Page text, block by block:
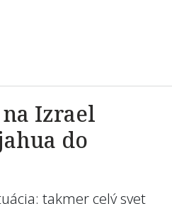
Izrael
do
takmer celý svet